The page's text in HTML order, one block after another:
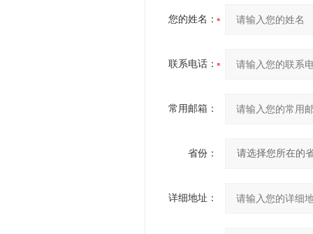
您的姓名：
联系电话：
常用邮箱：
省份：
详细地址：